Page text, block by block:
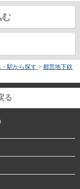
む
駅から探す > 都営地下鉄
る